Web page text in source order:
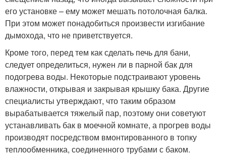
его установке – ему может мешать потолочная балка.
При этом может понадобиться произвести изгибание
дымохода, что не приветствуется.
Кроме того, перед тем как сделать печь для бани,
следует определиться, нужен ли в парной бак для
подогрева воды. Некоторые подстраивают уровень
влажности, открывая и закрывая крышку бака. Другие
специалисты утверждают, что таким образом
вырабатывается тяжелый пар, поэтому они советуют
устанавливать бак в моечной комнате, а прогрев воды
производят посредством вмонтированного в топку
теплообменника, соединенного трубами с баком.